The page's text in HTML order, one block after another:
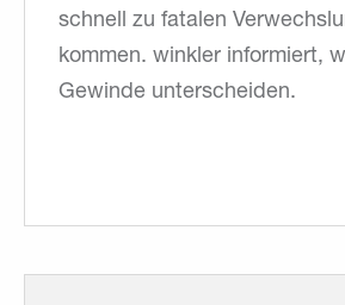
schnell zu fatalen
kommen. winkler informiert,
Gewinde unterscheiden.